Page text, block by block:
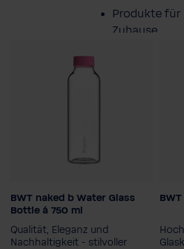
Produkte für
Zuhause
BWT im
Verpackungseinheit
1 Stück
Wasserart
BWT naked b Water Glass
Bottle á 750 ml
Qualität, Eleganz und
Nachhaltigkeit - stilvoller